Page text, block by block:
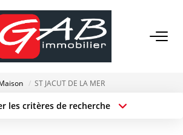
ACHETER
ST JACUT DE LA MER
les critères de recherche